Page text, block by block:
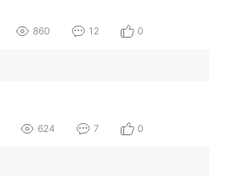
860 12 0
624 7 0